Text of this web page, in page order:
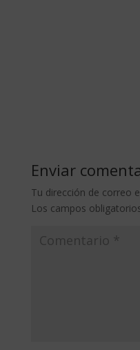
Enviar
Tu dirección de correo
Los campos